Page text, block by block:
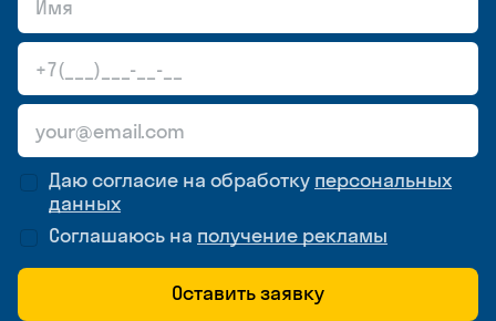
Даю согласие на обработку персональных
данных
Соглашаюсь на получение рекламы
Оставить заявку